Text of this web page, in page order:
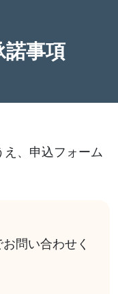
諾事項
え、申込フォーム
問い合わせく